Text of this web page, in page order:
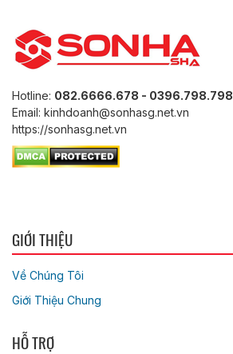
Hotline: 082.6666.678 - 0396.798.798
Email: kinhdoanh@sonhasg.net.vn
https://sonhasg.net.vn
GIỚI THIỆU
Về Chúng Tôi
Giới Thiệu Chung
HỖ TRỢ